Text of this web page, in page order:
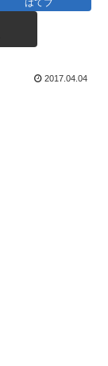
はてブ
2017.04.04